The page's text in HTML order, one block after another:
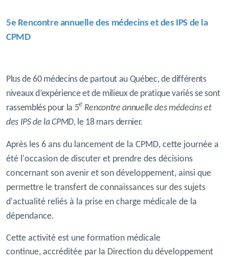
5e Rencontre annuelle des médecins et des IPS de la
CPMD
Plus de 60 médecins de partout au Québec, de différents
niveaux d’expérience et de milieux de pratique variés se sont
rassemblés pour la 5e Rencontre annuelle des médecins et
des IPS de la CPMD, le 18 mars dernier.
Après les 6 ans du lancement de la CPMD, cette journée a
été l'occasion de discuter et prendre des décisions
concernant son avenir et son développement, ainsi que
permettre le transfert de connaissances sur des sujets
d'actualité reliés à la prise en charge médicale de la
dépendance.
Cette activité est une formation médicale
continue, accréditée par la Direction du développement